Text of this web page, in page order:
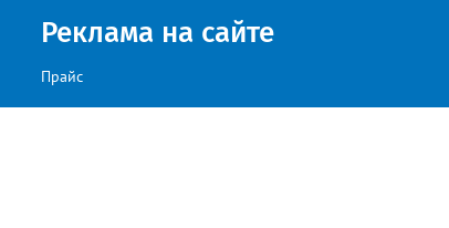
Реклама на сайте
Прайс